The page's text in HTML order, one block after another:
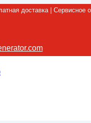
доставка | Сервисное